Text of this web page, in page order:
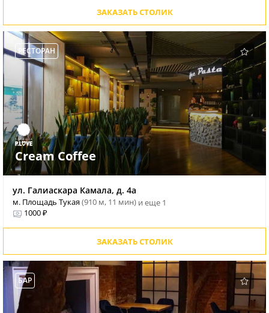
ЗАКАЗАТЬ СТОЛИК
РЕСТОРАН
Cream Coffee
ул. Галиаскара Камала, д. 4а
м. Площадь Тукая(910 м, 11 мин) и еще 1
1000 ₽
ЗАКАЗАТЬ СТОЛИК
БАР